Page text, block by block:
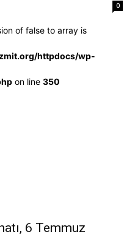
0
of false to array is
httpdocs/wp-
on line 350
6 Temmuz